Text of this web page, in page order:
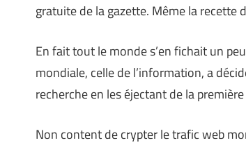
gratuite de la gazette. Même la
En fait tout le monde s’en fichait un
mondiale, celle de l’information, a
recherche en les éjectant de la première
Non content de crypter le trafic web